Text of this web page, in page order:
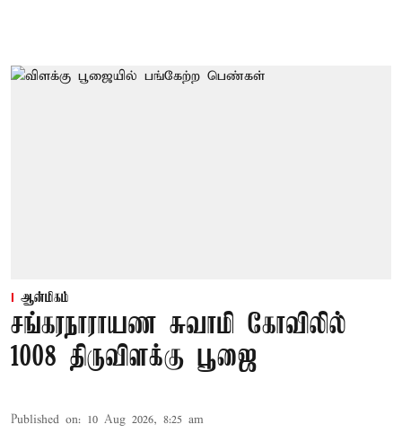
ஆன்மிகம்
சங்கரநாராயண சுவாமி கோவிலில்
1008 திருவிளக்கு பூஜை
Published on: 10 Aug 2026, 8:25 am